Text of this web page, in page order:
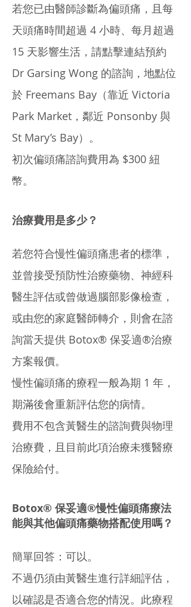
若您已由醫師診斷為偏頭痛，且每
天頭痛時間超過 4 小時、每月超過
15 天影響生活，請點擊連結預約
Dr Garsing Wong 的諮詢，地點位
於 Freemans Bay（靠近 Victoria
Park Market，鄰近 Ponsonby 與
St Mary’s Bay）。
初次偏頭痛諮詢費用為 $300 紐
幣。
治療費用是多少？
若您符合慢性偏頭痛患者的標準，
並曾接受預防性治療藥物、神經科
醫生評估或曾做過腦部影像檢查，
或由您的家庭醫師轉介，則會在諮
詢當天提供 Botox® 保妥適®治療
方案報價。
慢性偏頭痛的療程一般為期 1 年，
期滿後會重新評估您的病情。
費用不包含黃醫生的諮詢費與物理
治療費，且目前此項治療未獲醫療
保險給付。
Botox® 保妥適®慢性偏頭痛療法
能與其他偏頭痛藥物搭配使用嗎？
簡單回答：可以。
不過仍須由黃醫生進行詳細評估，
以確認是否適合您的情況。此療程